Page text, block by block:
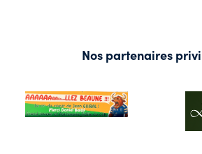
Nos partenaires